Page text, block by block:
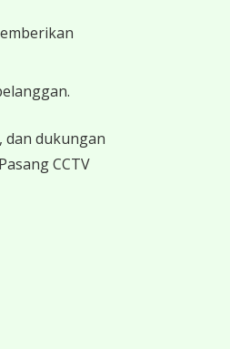
dan dukungan
CCTV